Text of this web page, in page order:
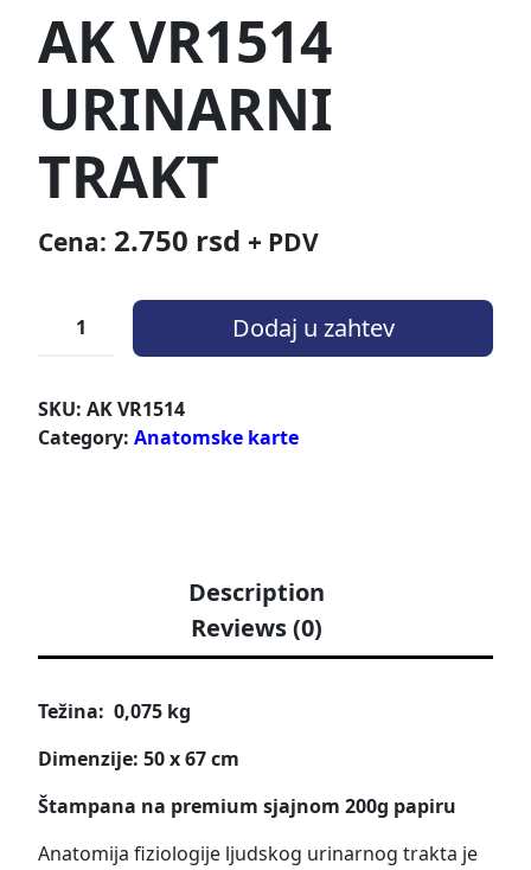
AK VR1514
URINARNI
TRAKT
Cena: 2.750 rsd + PDV
Dodaj u zahtev
SKU: AK VR1514
Category: Anatomske karte
Description
Reviews (0)
Težina: 0,075 kg
Dimenzije: 50 x 67 cm
Štampana na premium sjajnom 200g papiru
Anatomija fiziologije ljudskog urinarnog trakta je